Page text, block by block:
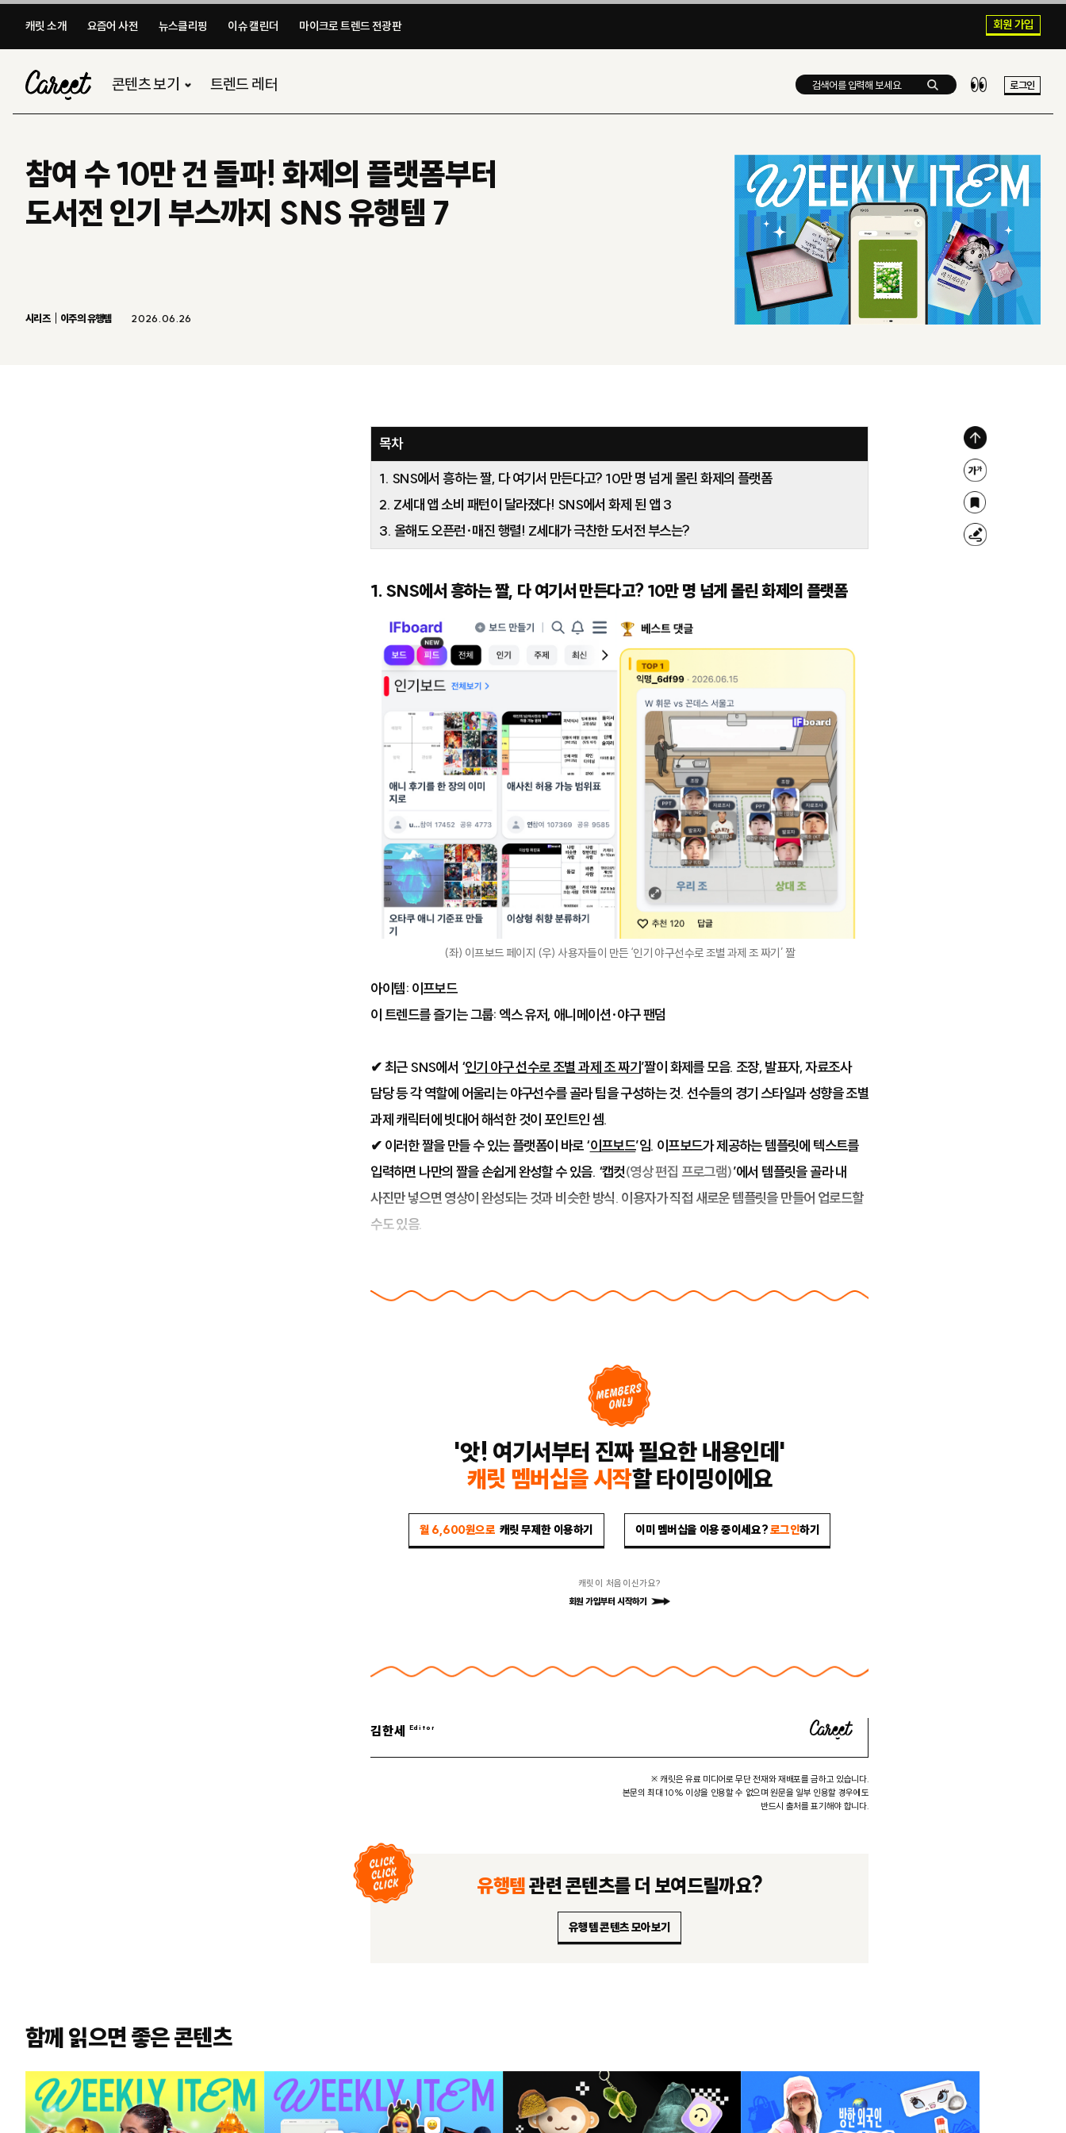
캐릿 소개 요즘어 사전 뉴스클리핑 이슈 캘린더 마이크로 트렌드 전광판​ 회원 가입
콘텐츠 보기 트렌드 레터 로그인
참여 수 10만 건 돌파! 화제의 플랫폼부터
도서전 인기 부스까지 SNS 유행템 7
시리즈 이주의 유행템 2026.06.26
목차
1. SNS에서 흥하는 짤, 다 여기서 만든다고? 10만 명 넘게 몰린 화제의 플랫폼
2. Z세대 앱 소비 패턴이 달라졌다! SNS에서 화제 된 앱 3
3. 올해도 오픈런·매진 행렬! Z세대가 극찬한 도서전 부스는?
1. SNS에서 흥하는 짤, 다 여기서 만든다고? 10만 명 넘게 몰린 화제의 플랫폼
(좌) 이프보드 페이지 (우) 사용자들이 만든 ‘인기 야구선수로 조별 과제 조 짜기’ 짤
아이템: 이프보드
이 트렌드를 즐기는 그룹: 엑스 유저, 애니메이션·야구 팬덤
✔ 최근 SNS에서 ‘인기 야구 선수로 조별 과제 조 짜기 ’짤이 화제를 모음. 조장, 발표자, 자료조사
담당 등 각 역할에 어울리는 야구선수를 골라 팀을 구성하는 것. 선수들의 경기 스타일과 성향을 조별
과제 캐릭터에 빗대어 해석한 것이 포인트인 셈.
✔ 이러한 짤을 만들 수 있는 플랫폼이 바로 ‘이프보드’임. 이프보드가 제공하는 템플릿에 텍스트를
입력하면 나만의 짤을 손쉽게 완성할 수 있음. ‘캡컷(영상 편집 프로그램)’에서 템플릿을 골라 내
사진만 넣으면 영상이 완성되는 것과 비슷한 방식. 이용자가 직접 새로운 템플릿을 만들어 업로드할
수도 있음.
'앗! 여기서부터 진짜 필요한 내용인데'
캐릿 멤버십을 시작할 타이밍이에요
월 6,600원으로 캐릿 무제한 이용하기 이미 멤버십을 이용 중이세요?로그인하기
캐릿이 처음이신가요?
회원 가입부터 시작하기
김한세
※ 캐릿은 유료 미디어로 무단 전재와 재배포를 금하고 있습니다.
본문의 최대 10% 이상을 인용할 수 없으며 원문을 일부 인용할 경우에도
반드시 출처를 표기해야 합니다.
유행템관련 콘텐츠를 더 보여드릴까요?
유행템 콘텐츠 모아보기
위
로
가
기
글
자
크
기
북
마
형
함께 읽으면 좋은 콘텐츠